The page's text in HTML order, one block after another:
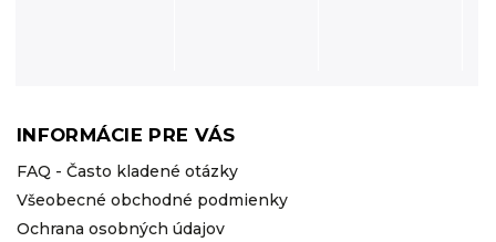
INFORMÁCIE PRE VÁS
FAQ - Často kladené otázky
Všeobecné obchodné podmienky
Ochrana osobných údajov